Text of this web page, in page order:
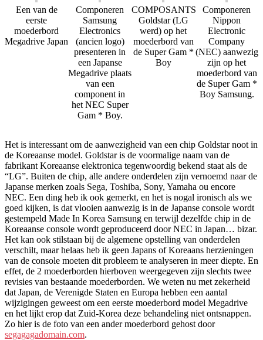
Een van de
eerste
moederbord
Megadrive Japan
Componeren
Samsung
Electronics
(ancien logo)
presenteren in
een Japanse
Megadrive plaats
van een
component in
het NEC Super
Gam * Boy.
COMPOSANTS
Goldstar (LG
werd) op het
moederbord van
de Super Gam *
Boy
Componeren
Nippon
Electronic
Company
(NEC) aanwezig
zijn op het
moederbord van
de Super Gam *
Boy Samsung.
Het is interessant om de aanwezigheid van een chip Goldstar noot in
de Koreaanse model. Goldstar is de voormalige naam van de
fabrikant Koreaanse elektronica tegenwoordig bekend staat als de
“LG”. Buiten de chip, alle andere onderdelen zijn vernoemd naar de
Japanse merken zoals Sega, Toshiba, Sony, Yamaha ou encore
NEC. Een ding heb ik ook gemerkt, en het is nogal ironisch als we
goed kijken, is dat vlooien aanwezig is in de Japanse console wordt
gestempeld Made In Korea Samsung en terwijl dezelfde chip in de
Koreaanse console wordt geproduceerd door NEC in Japan… bizar.
Het kan ook stilstaan ​​bij de algemene opstelling van onderdelen
verschilt, maar helaas heb ik geen Japans of Koreaans herzieningen
van de console moeten dit probleem te analyseren in meer diepte. En
effet, de 2 moederborden hierboven weergegeven zijn slechts twee
revisies van bestaande moederborden. We weten nu met zekerheid
dat Japan, de Verenigde Staten en Europa hebben een aantal
wijzigingen geweest om een ​​eerste moederbord model Megadrive
en het lijkt erop dat Zuid-Korea deze behandeling niet ontsnappen.
Zo hier is de foto van een ander moederbord gehost door
segagagadomain.com.